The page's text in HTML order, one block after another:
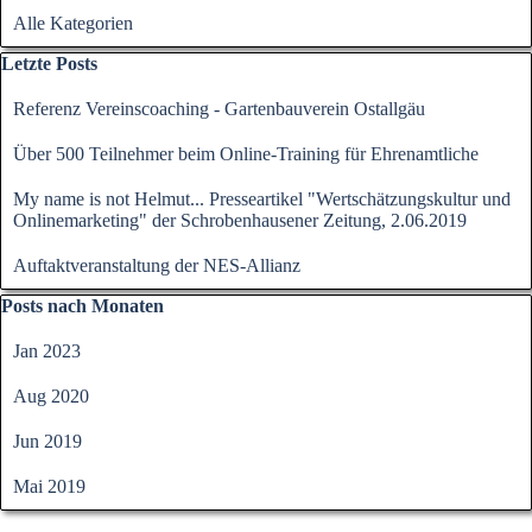
Alle Kategorien
Block überspringen Letzte Posts
Letzte Posts
Referenz Vereinscoaching - Gartenbauverein Ostallgäu
Über 500 Teilnehmer beim Online-Training für Ehrenamtliche
My name is not Helmut... Presseartikel "Wertschätzungskultur und
Onlinemarketing" der Schrobenhausener Zeitung, 2.06.2019
Auftaktveranstaltung der NES-Allianz
Block überspringen Posts nach Monaten
Posts nach Monaten
Jan 2023
Aug 2020
Jun 2019
Mai 2019